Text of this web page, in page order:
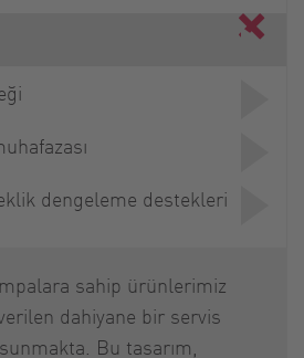
dengeleme destekleri
sahip ürünlerimiz
dahiyane bir servis
Bu tasarım,